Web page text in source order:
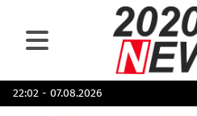
22:02 - 07.08.2026